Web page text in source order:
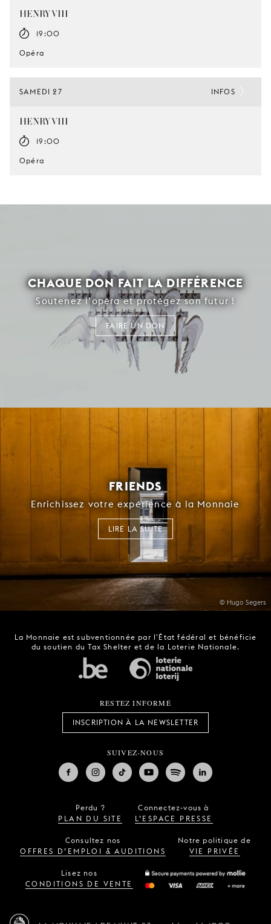
HENRY VIII
19:00
Opéra
SAMEDI 27
HENRY VIII
19:00
Opéra
INFOS
CHAQUE DON FAIT LA DIFFÉRENCE
Soutenez l’opéra et protégez son futur !
FAIRE UN DON
© Hugo Segers
FRIENDS
Enrichissez votre expérience à la Monnaie
LIRE LA SUITE
La Monnaie est subventionnée par l'État fédéral et bénéficie
du soutien du Tax Shelter et de la Loterie Nationale.
RESTEZ INFORMÉ
INSCRIPTION À LA NEWSLETTER
SUIVEZ-NOUS
Perdu ?
PLAN DU SITE
Connectez-vous à
L’ESPACE PRESSE
Consultez nos
OFFRES D’EMPLOI & AUDITIONS
Notre politique de
VIE PRIVÉE
Lisez nos
CONDITIONS DE VENTE